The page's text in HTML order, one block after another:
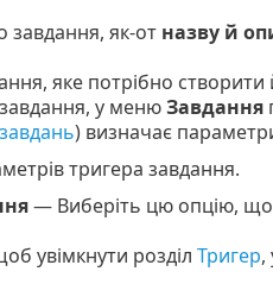
завдання, як-от назву й
яке потрібно
у менюЗавдання
) визначає
тригера завдання.
— Виберіть цю опцію,
увімкнути розділ Тригер,